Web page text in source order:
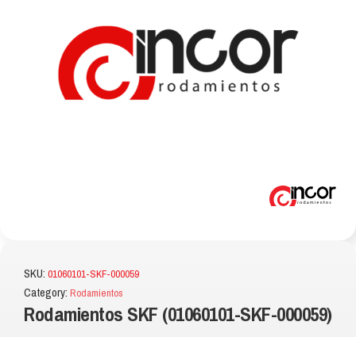
SKU: 01060101-SKF-000059
Category: Rodamientos
Rodamientos SKF (01060101-SKF-000059)